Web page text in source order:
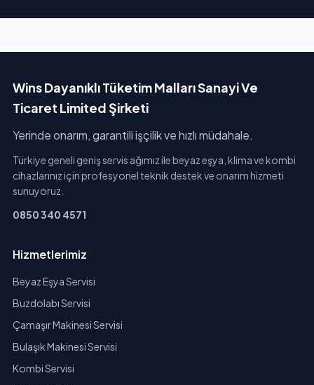
Wins Dayanıklı Tüketim Malları Sanayi Ve
Ticaret Limited Şirketi
Yerinde onarım, garantili işçilik ve hızlı müdahale.
Türkiye geneli geniş servis ağımız ile beyaz eşya, klima ve kombi
cihazlarınız için profesyonel teknik destek ve onarım hizmeti
sunuyoruz.
0850 340 4571
Hizmetlerimiz
Beyaz Eşya Servisi
Buzdolabı Servisi
Çamaşır Makinesi Servisi
Bulaşık Makinesi Servisi
Kombi Servisi